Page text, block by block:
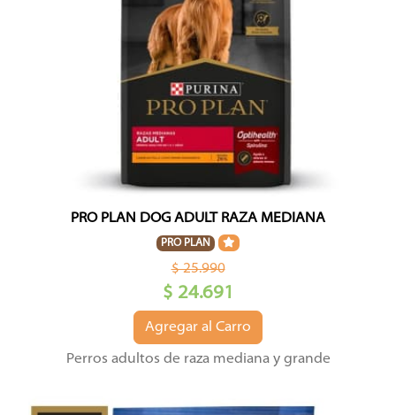
PRO PLAN DOG ADULT RAZA MEDIANA
PRO PLAN
$ 25.990
$ 24.691
Agregar al Carro
Perros adultos de raza mediana y grande